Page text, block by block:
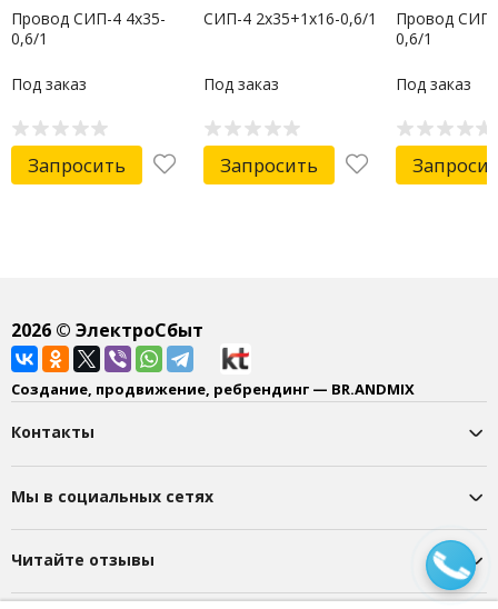
Провод СИП-4 4х35-
0,6/1
Под заказ
Запросить
СИП-4 2х35+1х16-0,6/1
Под заказ
Запросить
Провод СИП-
0,6/1
Под заказ
2026© ЭлектроСбыт
Создание, продвижение, ребрендинг — BR.ANDMIX
Контакты
Мы в социальных сетях
Читайте отзывы